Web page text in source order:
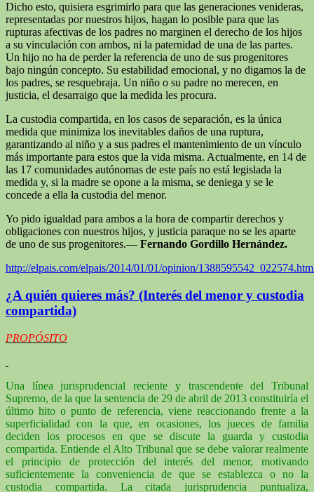
Dicho esto, quisiera esgrimirlo para que las generaciones venideras,
representadas por nuestros hijos, hagan lo posible para que las
rupturas afectivas de los padres no marginen el derecho de los hijos
a su vinculación con ambos, ni la paternidad de una de las partes.
Un hijo no ha de perder la referencia de uno de sus progenitores
bajo ningún concepto. Su estabilidad emocional, y no digamos la de
los padres, se resquebraja. Un niño o su padre no merecen, en
justicia, el desarraigo que la medida les procura.
La custodia compartida, en los casos de separación, es la única
medida que minimiza los inevitables daños de una ruptura,
garantizando al niño y a sus padres el mantenimiento de un vínculo
más importante para estos que la vida misma. Actualmente, en 14 de
las 17 comunidades autónomas de este país no está legislada la
medida y, si la madre se opone a la misma, se deniega y se le
concede a ella la custodia del menor.
Yo pido igualdad para ambos a la hora de compartir derechos y
obligaciones con nuestros hijos, y justicia paraque no se les aparte
de uno de sus progenitores.— Fernando Gordillo Hernández.
http://elpais.com/elpais/2014/01/01/opinion/
¿A quién quieres más? (Interés del menor y custodia
compartida)
PROPÓSITO
Una línea jurisprudencial reciente y trascendente del Tribunal
Supremo, de la que la sentencia de 29 de abril de 2013 constituiría el
último hito o punto de referencia, viene reaccionando frente a la
superficialidad con la que, en ocasiones, los jueces de familia
deciden los procesos en que se discute la guarda y custodia
compartida. Entiende el Alto Tribunal que se debe valorar realmente
el principio de protección del interés del menor, motivando
suficientemente la conveniencia de que se establezca o no la
custodia compartida. La citada jurisprudencia puntualiza,